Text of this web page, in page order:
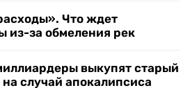
Что ждет
из-за обмеления рек
выкупят старый
случай апокалипсиса